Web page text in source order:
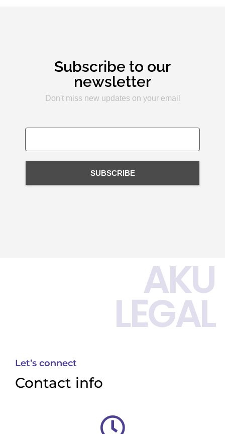
Subscribe to our
newsletter
Don't miss new updates on your email
SUBSCRIBE
AKU
LEGAL
Let’s connect
Contact info